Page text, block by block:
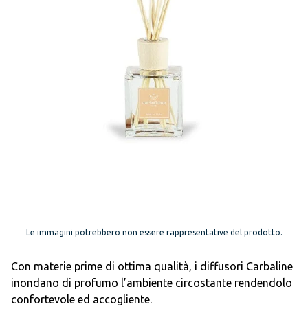
Le immagini potrebbero non essere rappresentative del prodotto.
Con materie prime di ottima qualità, i diffusori Carbaline
inondano di profumo l’ambiente circostante rendendolo
confortevole ed accogliente.